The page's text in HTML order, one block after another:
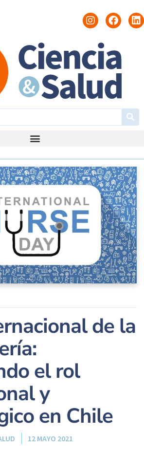
de la
el rol
y
en Chile
12 MAYO 2021